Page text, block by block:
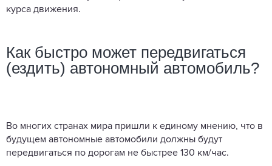
курса движения.
Как быстро может передвигаться
(ездить) автономный автомобиль?
Во многих странах мира пришли к единому мнению, что в
будущем автономные автомобили должны будут
передвигаться по дорогам не быстрее 130 км/час.